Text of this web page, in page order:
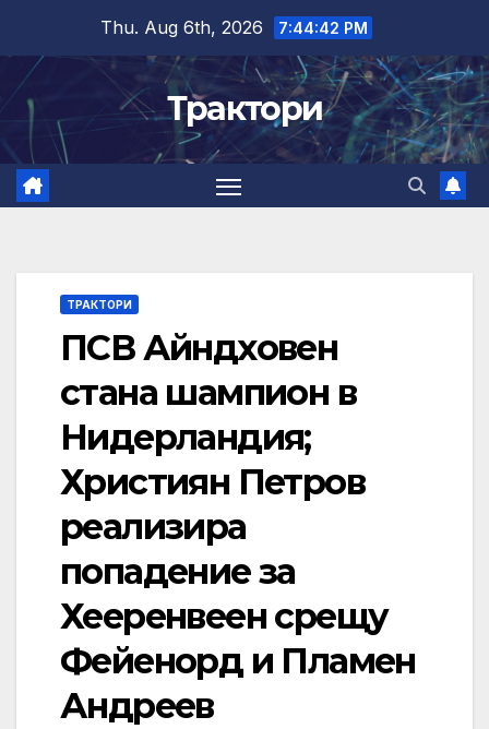
content
Thu. Aug 6th, 2026 7:44:43 PM
Трактори
ТРАКТОРИ
ПСВ Айндховен
стана шампион в
Нидерландия;
Християн Петров
реализира
попадение за
Хееренвеен срещу
Фейенорд и Пламен
Андреев